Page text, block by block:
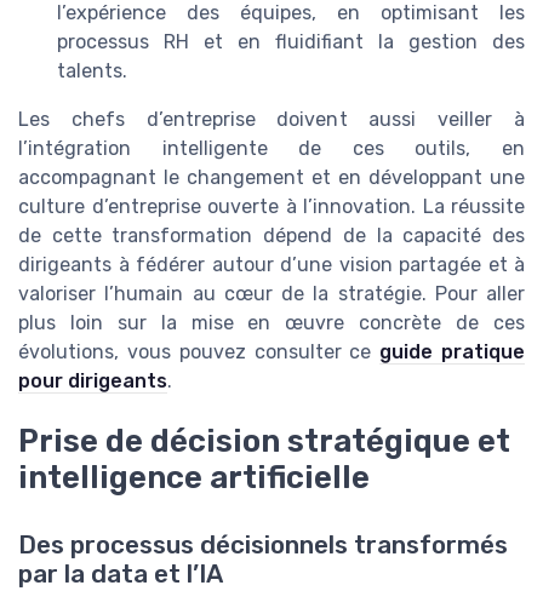
l’expérience des équipes, en optimisant les
processus RH et en fluidifiant la gestion des
talents.
Les chefs d’entreprise doivent aussi veiller à
l’intégration intelligente de ces outils, en
accompagnant le changement et en développant une
culture d’entreprise ouverte à l’innovation. La réussite
de cette transformation dépend de la capacité des
dirigeants à fédérer autour d’une vision partagée et à
valoriser l’humain au cœur de la stratégie. Pour aller
plus loin sur la mise en œuvre concrète de ces
évolutions, vous pouvez consulter ce guide pratique
pour dirigeants.
Prise de décision stratégique et
intelligence artificielle
Des processus décisionnels transformés
par la data et l’IA